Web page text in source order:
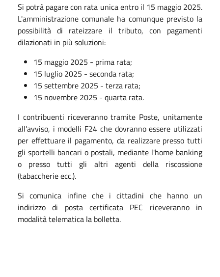
Si potrà pagare con rata unica entro il 15 maggio 2025.
L'amministrazione comunale ha comunque previsto la
possibilità di rateizzare il tributo, con pagamenti
dilazionati in più soluzioni:
15 maggio 2025 - prima rata;
15 luglio 2025 - seconda rata;
15 settembre 2025 - terza rata;
15 novembre 2025 - quarta rata.
I contribuenti riceveranno tramite Poste, unitamente
all'avviso, i modelli F24 che dovranno essere utilizzati
per effettuare il pagamento, da realizzare presso tutti
gli sportelli bancari o postali, mediante l'home banking
o presso tutti gli altri agenti della riscossione
(tabaccherie ecc.).
Si comunica infine che i cittadini che hanno un
indirizzo di posta certificata PEC riceveranno in
modalità telematica la bolletta.